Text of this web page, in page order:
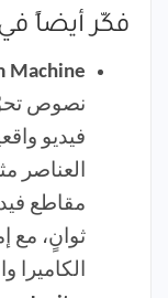
فكّر أيضاً
Machine
نصوص
فيديو
ثوانٍ، مع
الكاميرا